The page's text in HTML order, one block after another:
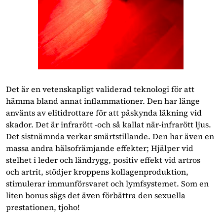
Det är en vetenskapligt validerad teknologi för att
hämma bland annat inflammationer. Den har länge
använts av elitidrottare för att påskynda läkning vid
skador. Det är infrarött -och så kallat när-infrarött ljus.
Det sistnämnda verkar smärtstillande. Den har även en
massa andra hälsofrämjande effekter; Hjälper vid
stelhet i leder och ländrygg, positiv effekt vid artros
och artrit, stödjer kroppens kollagenproduktion,
stimulerar immunförsvaret och lymfsystemet. Som en
liten bonus sägs det även förbättra den sexuella
prestationen, tjoho!